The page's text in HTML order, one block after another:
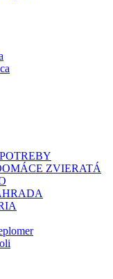
ZVIERATÁ